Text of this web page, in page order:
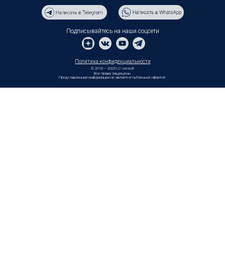
Подписывайтесь на наши соцсети
Все права защищены
Представленная информация не является публичной офертой
Политика конфиденциальности
© 2019 – 2025 LC consult